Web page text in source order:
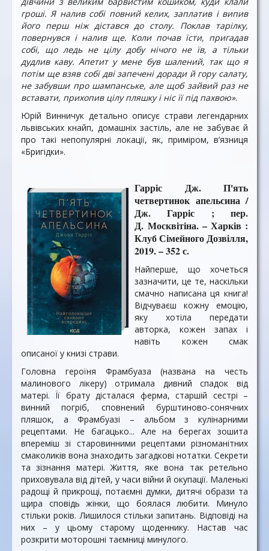
гроші. Я налив собі повний келих, заплатив і випив
його перш ніж дістався до столу. Поклав тарілку,
повернувся і налив ще. Коли почав їсти, пригадав
собі, що ледь не цілу добу нічого не їв, а тільки
дудлив каву. Апетит у мене був шалений, так що я
потім ще взяв собі дві запечені доради й гору салату,
не забувши про шампанське, але щоб зайвий раз не
вставати, прихопив цілу пляшку і ніс її під пахвою».
Юрій Винничук детально описує страви легендарних
львівських кнайп, домашніх застіль, але не забуває й
про такі непопулярні локації, як, приміром, в’язниця
«Бригідки».
Гарріс Дж. П'ять
четвертинок апельсина /
Дж. Гарріс ; пер.
Д. Москвітіна. – Харків :
Клуб Сімейного Дозвілля,
2019. – 352 с.
Найперше, що хочеться
зазначити, це те, наскільки
смачно написана ця книга!
Відчуваєш кожну емоцію,
яку хотіла передати
авторка, кожен запах і
навіть кожен смак
описаної у книзі страви.
Головна героїня Фрамбуаза (названа на честь
малинового лікеру) отримала дивний спадок від
матері. Її брату дісталася ферма, старшій сестрі –
винний погріб, сповнений бурштиново-сонячних
пляшок, а Фрамбуазі – альбом з кулінарними
рецептами. Не багацько... Але на берегах зошита
впереміш зі старовинними рецептами різноманітних
смаколиків вона знаходить загадкові нотатки. Секрети
та зізнання матері. Життя, яке вона так ретельно
приховувала від дітей, у часи війни й окупації. Маленькі
радощі й прикрощі, потаємні думки, дитячі образи та
щира сповідь жінки, що боялася любити. Минуло
стільки років. Лишилося стільки запитань. Відповіді на
них – у цьому старому щоденнику. Настав час
розкрити моторошні таємниці минулого.